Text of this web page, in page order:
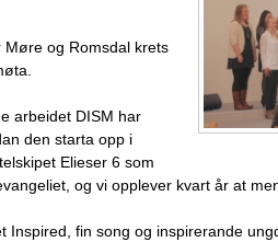
og Romsdal krets
arbeidet DISM har
den starta opp i
Elieser 6 som
og vi opplever kvart år at
Inspired, fin song og inspirerande